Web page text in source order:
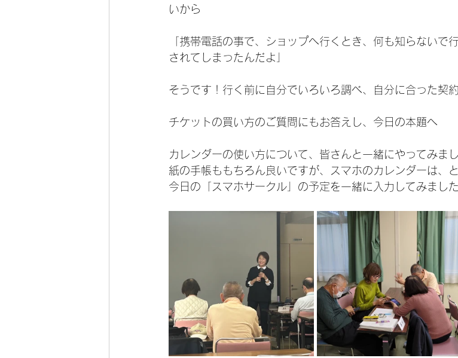
いから
「携帯電話の事で、ショップへ行くとき、何も知らないで
されてしまったんだよ」
そうです！行く前に自分でいろいろ調べ、自分に合った契
チケットの買い方のご質問にもお答えし、今日の本題へ
カレンダーの使い方について、皆さんと一緒にやってみま
紙の手帳ももちろん良いですが、スマホのカレンダーは、
今日の「スマホサークル」の予定を一緒に入力してみました